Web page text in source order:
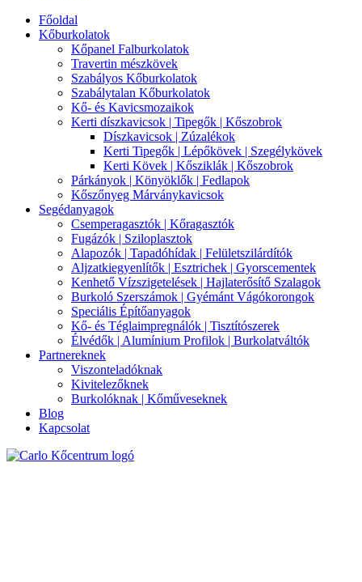
Főoldal
Kőburkolatok
Kőpanel Falburkolatok
Travertin mészkövek
Szabályos Kőburkolatok
Szabálytalan Kőburkolatok
Kő- és Kavicsmozaikok
Kerti díszkavicsok | Tipegők | Kőszobrok
Díszkavicsok | Zúzalékok
Kerti Tipegők | Lépőkövek | Szegélykövek
Kerti Kövek | Kősziklák | Kőszobrok
Párkányok | Könyöklők | Fedlapok
Kőszőnyeg Márványkavicsok
Segédanyagok
Csemperagasztók | Kőragasztók
Fugázók | Sziloplasztok
Alapozók | Tapadóhídak | Felületszilárdítók
Aljzatkiegyenlítők | Esztrichek | Gyorscementek
Kenhető Vízszigetelések | Hajlaterősítő Szalagok
Burkoló Szerszámok | Gyémánt Vágókorongok
Speciális Építőanyagok
Kő- és Téglaimpregnálók | Tisztítószerek
Élvédők | Alumínium Profilok | Burkolatváltók
Partnereknek
Viszonteladóknak
Kivitelezőknek
Burkolóknak | Kőműveseknek
Blog
Kapcsolat